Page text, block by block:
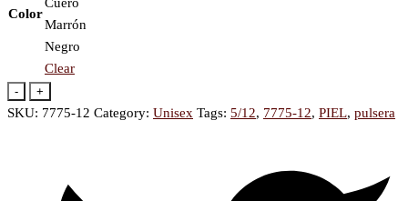
Color
Marrón
Negro
Clear
- +
SKU: 7775-12 Category: Unisex Tags: 5/12, 7775-12, PIEL, pulsera